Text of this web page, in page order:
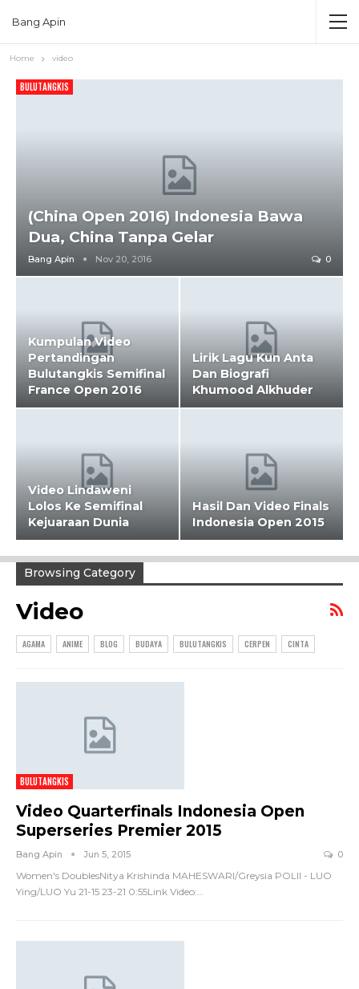
Bang Apin
Home video
BULUTANGKIS
(China Open 2016) Indonesia Bawa
Dua, China Tanpa Gelar
Bang Apin Nov 20, 2016 0
Kumpulan Video
Pertandingan
Bulutangkis Semifinal
France Open 2016
Lirik Lagu Kun Anta
Dan Biografi
Khumood Alkhuder
Video Lindaweni
Lolos Ke Semifinal
Kejuaraan Dunia
Hasil Dan Video Finals
Indonesia Open 2015
Browsing Category
Video
AGAMA ANIME BLOG BUDAYA BULUTANGKIS CERPEN CINTA
BULUTANGKIS
Video Quarterfinals Indonesia Open
Superseries Premier 2015
Bang Apin Jun 5, 2015 0
Women's DoublesNitya Krishinda MAHESWARI/Greysia POLII - LUO
Ying/LUO Yu 21-15 23-21 0:55Link Video: